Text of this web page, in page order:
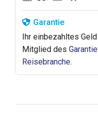
Garantie
Ihr einbezahltes
Mitglied des
Reisebranche.